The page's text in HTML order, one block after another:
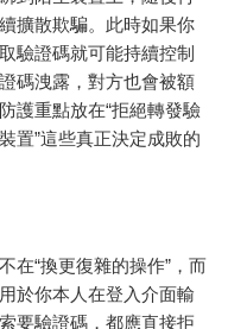
擴散欺騙。此時如果你
驗證碼就可能持續控制
碼洩露，對方也會被額
護重點放在“拒絕轉發驗
置”這些真正決定成敗的
在“換更復雜的操作”，而
於你本人在登入介面輸
要驗證碼，都應直接拒